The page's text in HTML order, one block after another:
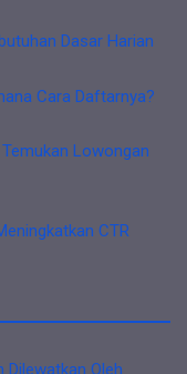
Dasar Harian
Cara Daftarnya?
Lowongan
CTR
Dilewatkan Oleh